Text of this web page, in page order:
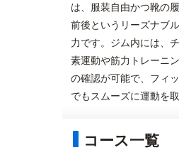
は、服装自由かつ靴の
前後というリーズナブ
力です。ジム内には、
素運動や筋力トレーニ
の確認が可能で、フィ
でもスムーズに運動を
コース一覧